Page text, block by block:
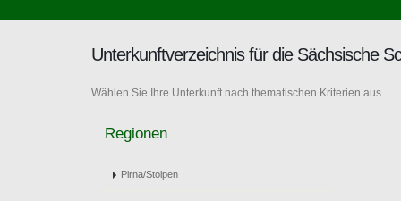
Unterkunftverzeichnis für die Sächsische
Wählen Sie Ihre Unterkunft nach thematischen Kriterien aus.
Regionen
Pirna/Stolpen